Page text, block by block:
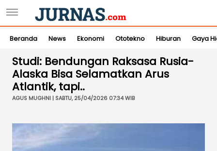
Beranda News Ekonomi Ototekno Hiburan Gaya
Studi: Bendungan Raksasa Rusia-
Alaska Bisa Selamatkan Arus
Atlantik, tapi..
AGUS MUGHNI | SABTU, 25/04/2026 07:34 WIB